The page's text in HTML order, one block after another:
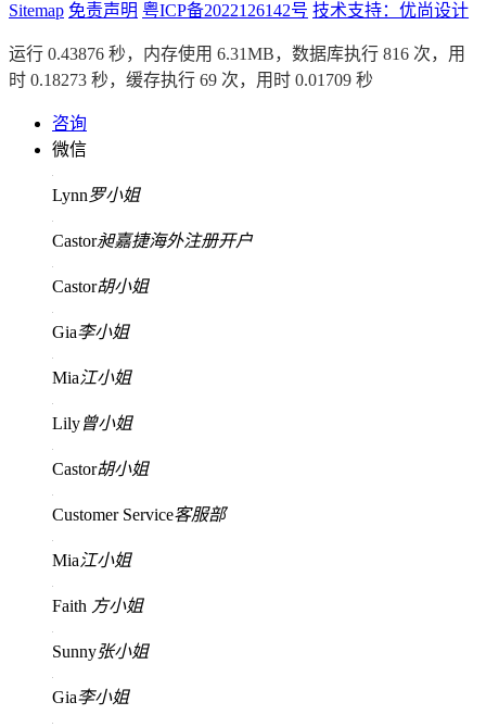
Sitemap 免责声明 粤ICP备2022126142号 技术支持：优尚设计
运行 0.43876 秒，内存使用 6.31MB，数据库执行 816 次，用
时 0.18273 秒，缓存执行 69 次，用时 0.01709 秒
咨询
微信
Lynn罗小姐
Castor昶嘉捷海外注册开户
Castor胡小姐
Gia李小姐
Mia江小姐
Lily曾小姐
Castor胡小姐
Customer Service客服部
Mia江小姐
Faith 方小姐
Sunny张小姐
Gia李小姐